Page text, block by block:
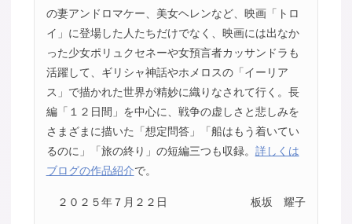
の妻アンドロマケー、美女ヘレンなど、映画「トロ
イ」に登場した人たちだけでなく、映画には出なか
った少女ポリュクセネーや女預言者カッサンドラも
活躍して、ギリシャ神話やホメロスの「イーリア
ス」で描かれた世界が精妙に織りなされて行く。長
編「１２日間」を中心に、戦争の虚しさと悲しみを
さまざまに描いた「想定問答」「船はもう着いてい
るのに」「旅の終り」の短編三つも収録。 詳しくは
ブログの作品紹介で。
２０２５年７月２２日 板坂 耀子